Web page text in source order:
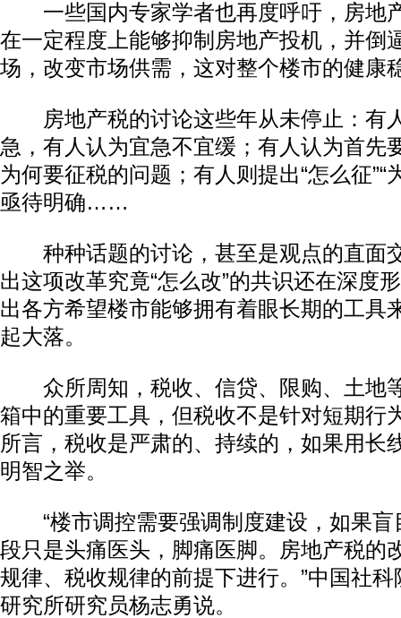
一些国内专家学者也再度呼吁，房地
在一定程度上能够抑制房地产投机，并倒
场，改变市场供需，这对整个楼市的健康
房地产税的讨论这些年从未停止：有
急，有人认为宜急不宜缓；有人认为首先
为何要征税的问题；有人则提出“怎么征”“
亟待明确……
种种话题的讨论，甚至是观点的直面
出这项改革究竟“怎么改”的共识还在深度
出各方希望楼市能够拥有着眼长期的工具
起大落。
众所周知，税收、信贷、限购、土地
箱中的重要工具，但税收不是针对短期行
所言，税收是严肃的、持续的，如果用长
明智之举。
“楼市调控需要强调制度建设，如果盲
段只是头痛医头，脚痛医脚。房地产税的
规律、税收规律的前提下进行。”中国社
研究所研究员杨志勇说。